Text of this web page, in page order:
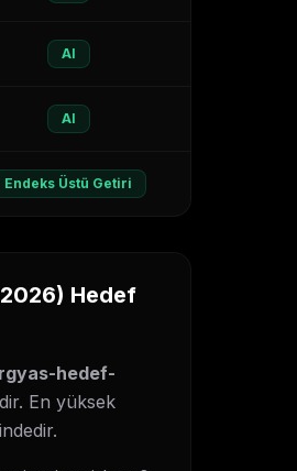
Al
Al
Endeks Üstü Getiri
) Hedef
rgyas-hedef-
En yüksek